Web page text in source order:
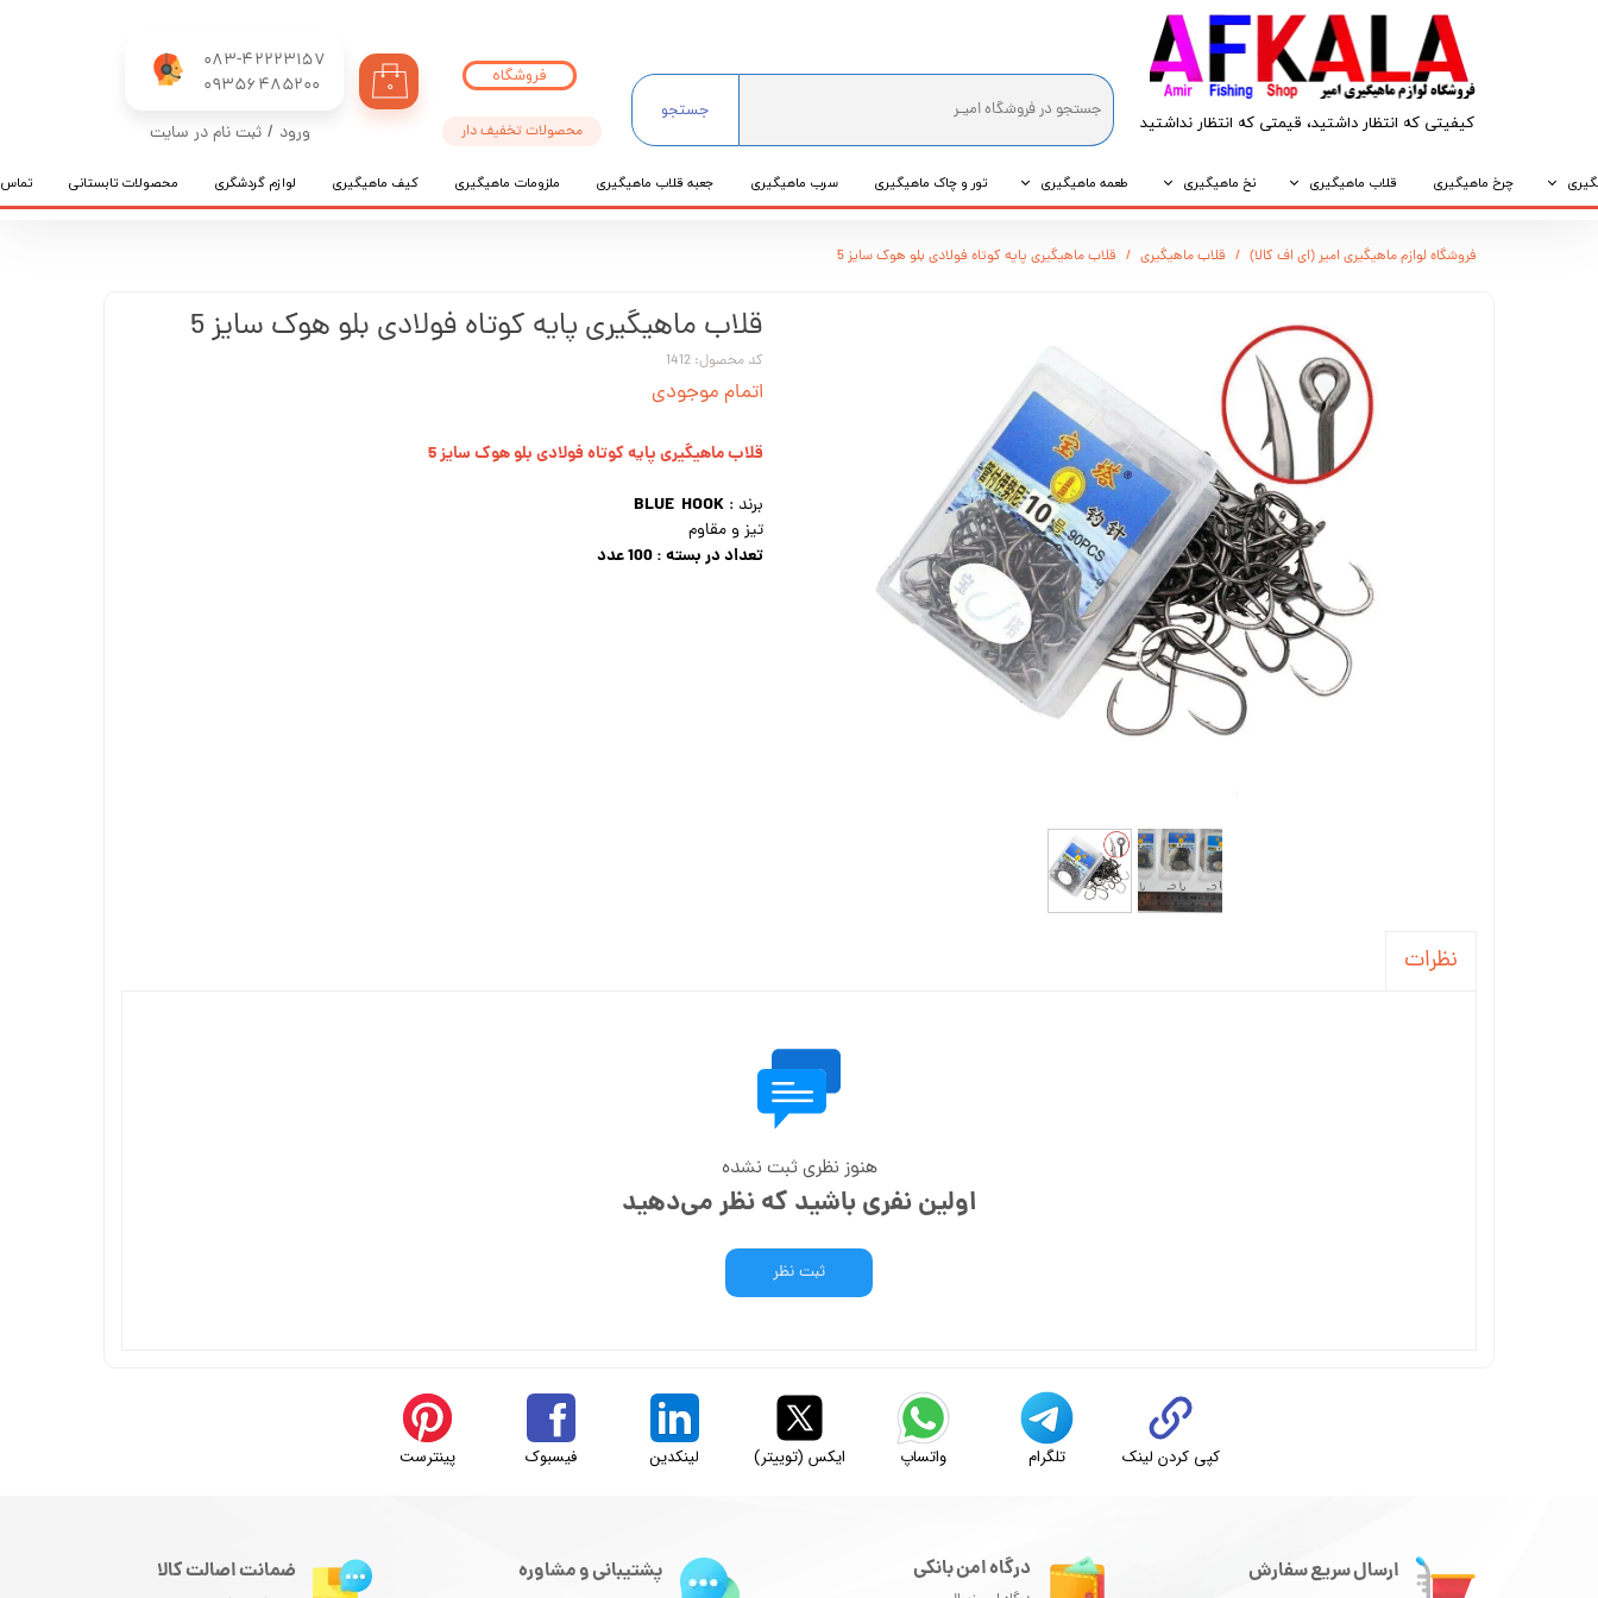
کیفیتی که انتظار داشتید، قیمتی که انتظار نداشتید​​​​​​​
083-42223157
​​​​​​​09356485200
جستجو
۰
ورود / ثبت نام در سایت
تغییر گذر واژه
چرخ ماهیگیری قلاب ماهیگیری
قلاب سه شاخ
نخ ماهیگیری طعمه ماهیگیری تور و چاک ماهیگیری سرب ماهیگیری جعبه قلاب ماهیگیری ملزومات ماهیگیری کیف ماهیگیری لوازم گردشگری محصولات تابستانی تماس
محصولات تخفیف دار
فروشگاه
فروشگاه لوازم ماهیگیری امیر (ای اف کالا) قلاب ماهیگیری قلاب ماهیگیری پایه کوتاه فولادی بلو هوک سایز 5
قلاب ماهیگیری پایه کوتاه فولادی بلو هوک سایز 5
کد محصول: 1412
اتمام موجودی
قلاب ماهیگیری پایه کوتاه فولادی بلو هوک سایز 5
برند : BLUE HOOK
تیز و مقاوم
تعداد در بسته : 100 عدد
نظرات
هنوز نظری ثبت نشده
اولین نفری باشید که نظر می‌دهید
ثبت نظر
کپی کردن لینک تلگرام واتساپ ایکس (توییتر) لینکدین فیسبوک پینترست
ارسال سریع سفارش درگاه امن بانکی پشتیبانی و مشاوره ضمانت اصالت کالا